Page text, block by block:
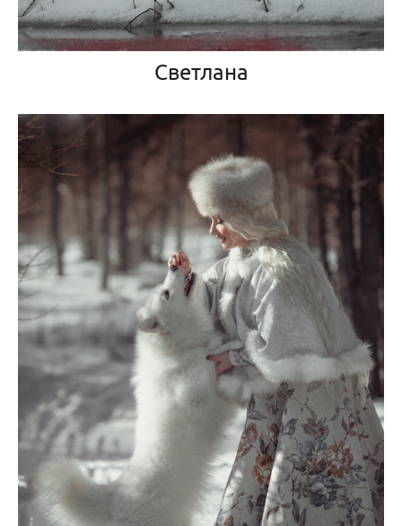
Светлана